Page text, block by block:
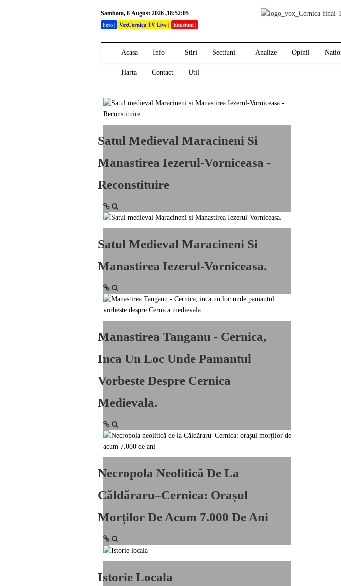
Sambata, 8 August 2026 ,18:52:05
Foto| VoxCernica TV Live| Emisiuni|
Acasa Info Stiri Sectiuni Analize Opinii
Harta Contact Util
Satul Medieval Maracineni Si
Manastirea Iezerul-Vorniceasa -
Reconstituire
Satul Medieval Maracineni Si
Manastirea Iezerul-Vorniceasa.
Manastirea Tanganu - Cernica,
Inca Un Loc Unde Pamantul
Vorbeste Despre Cernica
Medievala.
Necropola Neolitică De La
Căldăraru–Cernica: Orașul
Morților De Acum 7.000 De Ani
Istorie Locala